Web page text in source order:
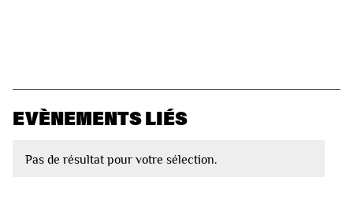
EVÈNEMENTS LIÉS
Pas de résultat pour votre sélection.